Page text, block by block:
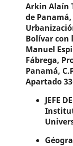
Arkin Alaín
de
Bolívar con
Manuel
Fábrega,
Panamá,
Apartado
JEFE